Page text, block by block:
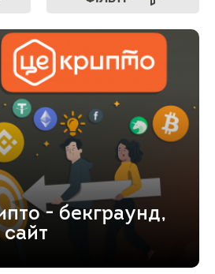
Про ЦеКрипто
| Реєстрація
- бекграунд,
сайт